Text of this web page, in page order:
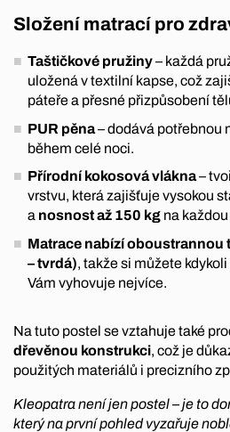
Složení matrací pro
Taštičkové pružiny– každá
uložená v textilní kapse, což
páteře a přesné přizpůsobení
PUR pěna– dodává potřebnou
během celé noci.
Přírodní kokosová vlákna–
vrstvu, která zajišťuje vysokou
a nosnost až 150 kg na
Matrace nabízí oboustrannou
– tvrdá), takže si můžete
Vám vyhovuje nejvíce.
Na tuto postel se vztahuje také
dřevěnou konstrukci, což je
použitých materiálů i precizního
Kleopatra není jen postel – je to
který na první pohled vyzařuje